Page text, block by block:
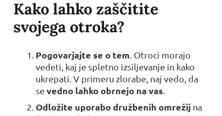
Kako lahko zaščitite
svojega otroka?
Pogovarjajte se o tem . Otroci morajo
vedeti, kaj je spletno izsiljevanje in kako
ukrepati. V primeru zlorabe, naj vedo, da
se vedno lahko obrnejo na vas
Odložite uporabo družbenih omrežij na